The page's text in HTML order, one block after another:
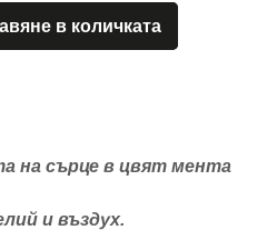
в количката
на сърце в цвят мента
и въздух.